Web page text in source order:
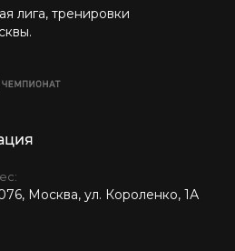
лига, тренировки
Москва, ул. Короленко, 1А